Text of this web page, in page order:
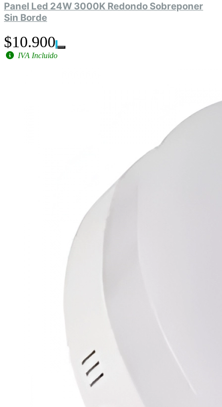
Panel Led 24W 3000K Redondo Sobreponer
Sin Borde
$10.900
IVA Incluido